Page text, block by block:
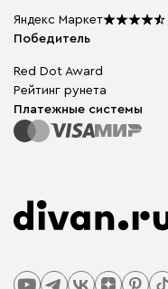
Подарочные сертификаты
Мы в прессе
Яндекс Маркет
Победитель
Red Dot Award
Рейтинг рунета
Платежные системы